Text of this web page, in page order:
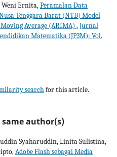
Ernita,Peramalan Data
Tenggara Barat (NTB) Model
Average (ARIMA) ,Jurnal
Matematika (JP3M): Vol.
searchfor this article.
author(s)
Syaharuddin, Linita Sulistina,
Adobe Flash sebagai Media